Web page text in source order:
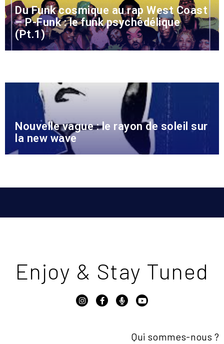
Du Funk cosmique au rap West Coast
– P-Funk : le funk psychédélique
(Pt.1)
Nouvelle vague : le rayon de soleil sur
la new wave
Enjoy & Stay Tuned
Qui sommes-nous ?